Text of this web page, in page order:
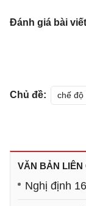
Đánh giá bài
Chủ đề: chế độ
VĂN BẢN LIÊN
Nghị định